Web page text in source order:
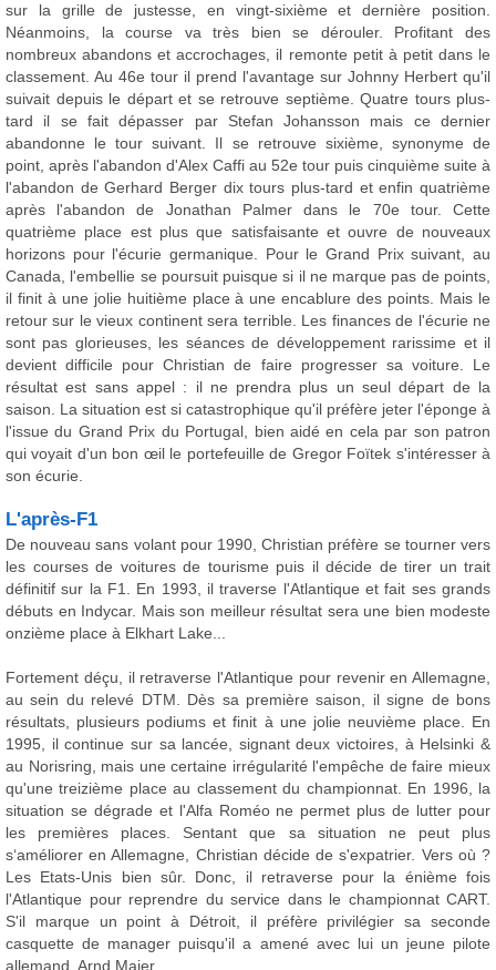
sur la grille de justesse, en vingt-sixième et dernière position.
Néanmoins, la course va très bien se dérouler. Profitant des
nombreux abandons et accrochages, il remonte petit à petit dans le
classement. Au 46e tour il prend l'avantage sur Johnny Herbert qu'il
suivait depuis le départ et se retrouve septième. Quatre tours plus-
tard il se fait dépasser par Stefan Johansson mais ce dernier
abandonne le tour suivant. Il se retrouve sixième, synonyme de
point, après l'abandon d'Alex Caffi au 52e tour puis cinquième suite à
l'abandon de Gerhard Berger dix tours plus-tard et enfin quatrième
après l'abandon de Jonathan Palmer dans le 70e tour. Cette
quatrième place est plus que satisfaisante et ouvre de nouveaux
horizons pour l'écurie germanique. Pour le Grand Prix suivant, au
Canada, l'embellie se poursuit puisque si il ne marque pas de points,
il finit à une jolie huitième place à une encablure des points. Mais le
retour sur le vieux continent sera terrible. Les finances de l'écurie ne
sont pas glorieuses, les séances de développement rarissime et il
devient difficile pour Christian de faire progresser sa voiture. Le
résultat est sans appel : il ne prendra plus un seul départ de la
saison. La situation est si catastrophique qu'il préfère jeter l'éponge à
l'issue du Grand Prix du Portugal, bien aidé en cela par son patron
qui voyait d'un bon œil le portefeuille de Gregor Foïtek s'intéresser à
son écurie.
L'après-F1
De nouveau sans volant pour 1990, Christian préfère se tourner vers
les courses de voitures de tourisme puis il décide de tirer un trait
définitif sur la F1. En 1993, il traverse l'Atlantique et fait ses grands
débuts en Indycar. Mais son meilleur résultat sera une bien modeste
onzième place à Elkhart Lake...
Fortement déçu, il retraverse l'Atlantique pour revenir en Allemagne,
au sein du relevé DTM. Dès sa première saison, il signe de bons
résultats, plusieurs podiums et finit à une jolie neuvième place. En
1995, il continue sur sa lancée, signant deux victoires, à Helsinki &
au Norisring, mais une certaine irrégularité l'empêche de faire mieux
qu'une treizième place au classement du championnat. En 1996, la
situation se dégrade et l'Alfa Roméo ne permet plus de lutter pour
les premières places. Sentant que sa situation ne peut plus
s‘améliorer en Allemagne, Christian décide de s'expatrier. Vers où ?
Les Etats-Unis bien sûr. Donc, il retraverse pour la énième fois
l'Atlantique pour reprendre du service dans le championnat CART.
S'il marque un point à Détroit, il préfère privilégier sa seconde
casquette de manager puisqu'il a amené avec lui un jeune pilote
allemand, Arnd Maier.